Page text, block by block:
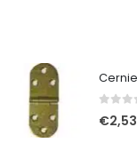
Su 5
€2,53